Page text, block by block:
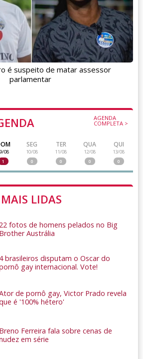
AGENDA
COMPLETA >
08
1
SEG
10/08
0
TER
11/08
0
QUA
12/08
0
QUI
13/08
0
MAIS LIDAS
22 fotos de homens pelados no Big
Brother Austrália
4 brasileiros disputam o Oscar do
gay internacional. Vote!
de pornô gay, Victor Prado revela
é '100% hétero'
Breno Ferreira fala sobre cenas de
em série
é suspeito de matar assessor
parlamentar